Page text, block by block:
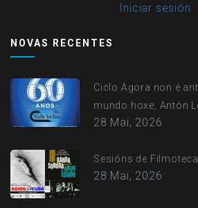
account
menu
Iniciar sesión
NOVAS RECENTES
Ciclo Agora non é
mundo hoxe, Antón
28 Mai, 2026
Sesións de
28 Mai, 2026